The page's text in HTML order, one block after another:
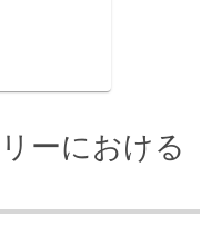
ーにおける